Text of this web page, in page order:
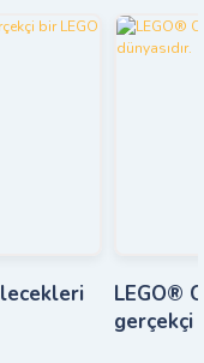
LEGO®
gerçekçi